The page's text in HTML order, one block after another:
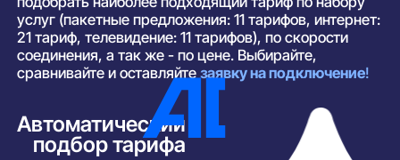
услуг (пакетные предложения: 11 тарифов, интернет:
21 тариф, телевидение: 11 тарифов), по скорости
соединения, а так же - по цене. Выбирайте,
сравнивайте и оставляйтезаявку на подключение!
Автоматический
подбор тарифа